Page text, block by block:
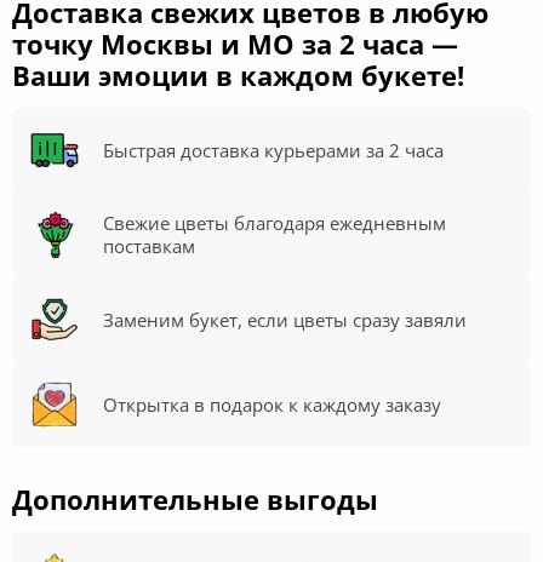
Доставка свежих цветов в любую
точку Москвы и МО за 2 часа —
Ваши эмоции в каждом букете!
Быстрая доставка курьерами за 2 часа
Свежие цветы благодаря ежедневным
поставкам
Заменим букет, если цветы сразу завяли
Открытка в подарок к каждому заказу
Дополнительные выгоды